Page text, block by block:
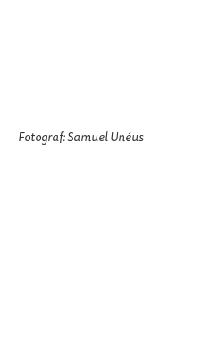
Fotograf: Samuel Unéus